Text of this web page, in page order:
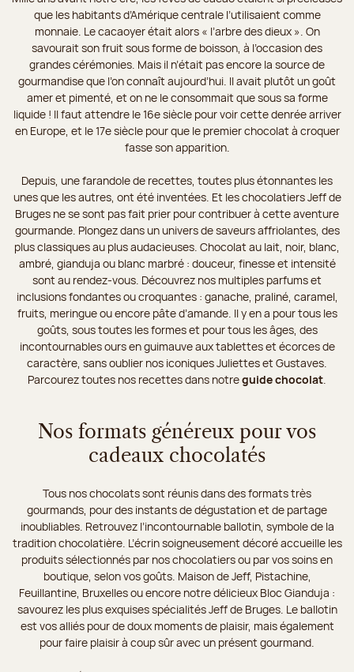
que les habitants d’Amérique centrale l’utilisaient comme
monnaie. Le cacaoyer était alors « l’arbre des dieux ». On
savourait son fruit sous forme de boisson, à l’occasion des
grandes cérémonies. Mais il n’était pas encore la source de
gourmandise que l’on connaît aujourd’hui. Il avait plutôt un goût
amer et pimenté, et on ne le consommait que sous sa forme
liquide ! Il faut attendre le 16e siècle pour voir cette denrée arriver
en Europe, et le 17e siècle pour que le premier chocolat à croquer
fasse son apparition.
Depuis, une farandole de recettes, toutes plus étonnantes les
unes que les autres, ont été inventées. Et les chocolatiers Jeff de
Bruges ne se sont pas fait prier pour contribuer à cette aventure
gourmande. Plongez dans un univers de saveurs affriolantes, des
plus classiques au plus audacieuses. Chocolat au lait, noir, blanc,
ambré, gianduja ou blanc marbré : douceur, finesse et intensité
sont au rendez-vous. Découvrez nos multiples parfums et
inclusions fondantes ou croquantes : ganache, praliné, caramel,
fruits, meringue ou encore pâte d’amande. Il y en a pour tous les
goûts, sous toutes les formes et pour tous les âges, des
incontournables ours en guimauve aux tablettes et écorces de
caractère, sans oublier nos iconiques Juliettes et Gustaves.
Parcourez toutes nos recettes dans notreguide chocolat.
Nos formats généreux pour vos
cadeaux chocolatés
Tous nos chocolats sont réunis dans des formats très
gourmands, pour des instants de dégustation et de partage
inoubliables. Retrouvez l’incontournable ballotin, symbole de la
tradition chocolatière. L’écrin soigneusement décoré accueille les
produits sélectionnés par nos chocolatiers ou par vos soins en
boutique, selon vos goûts. Maison de Jeff, Pistachine,
Feuillantine, Bruxelles ou encore notre délicieux Bloc Gianduja :
savourez les plus exquises spécialités Jeff de Bruges. Le ballotin
est vos alliés pour de doux moments de plaisir, mais également
pour faire plaisir à coup sûr avec un présent gourmand.